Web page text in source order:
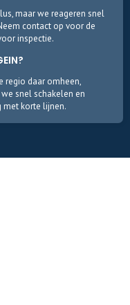
maar we reageren snel
contact op voor de
inspectie.
regio daar omheen,
snel schakelen en
met korte lijnen.